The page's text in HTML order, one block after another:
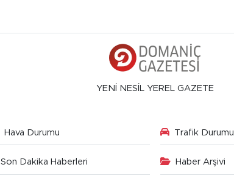
YENİ NESİL YEREL GAZETE
Hava Durumu Trafik Durumu
Son Dakika Haberleri Haber Arşivi